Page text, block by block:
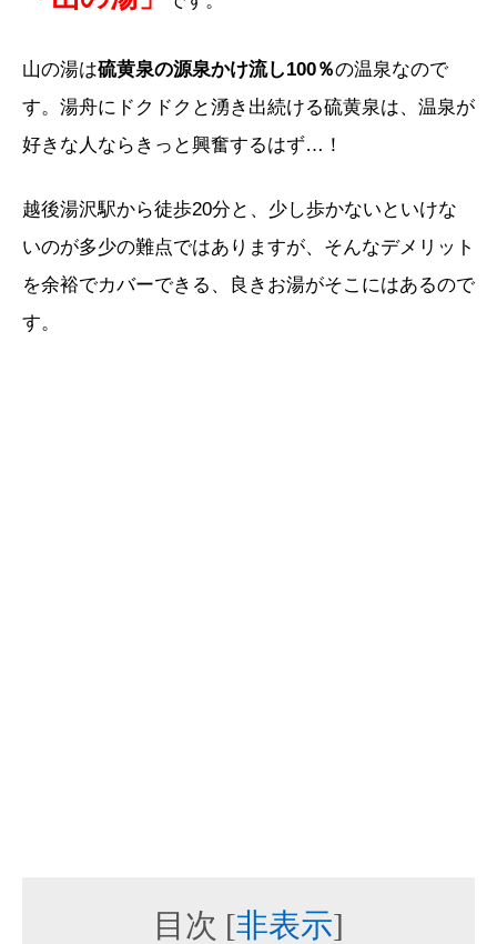
山の湯は硫黄泉の源泉かけ流し100％の温泉なので
す。湯舟にドクドクと湧き出続ける硫黄泉は、温泉が
好きな人ならきっと興奮するはず…！
越後湯沢駅から徒歩20分と、少し歩かないといけな
いのが多少の難点ではありますが、そんなデメリット
を余裕でカバーできる、良きお湯がそこにはあるので
す。
目次 [非表示]